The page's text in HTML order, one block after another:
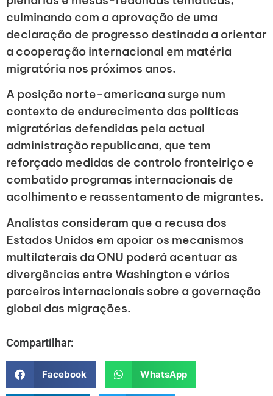
culminando com a aprovação de uma
declaração de progresso destinada a orientar
a cooperação internacional em matéria
migratória nos próximos anos.
A posição norte-americana surge num
contexto de endurecimento das políticas
migratórias defendidas pela actual
administração republicana, que tem
reforçado medidas de controlo fronteiriço e
combatido programas internacionais de
acolhimento e reassentamento de migrantes.
Analistas consideram que a recusa dos
Estados Unidos em apoiar os mecanismos
multilaterais da ONU poderá acentuar as
divergências entre Washington e vários
parceiros internacionais sobre a governação
global das migrações.
Compartilhar:
Facebook WhatsApp